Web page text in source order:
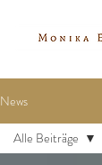
News
Alle Beiträge